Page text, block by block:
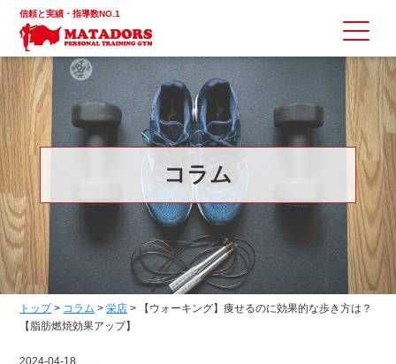
信頼と実績・指導数NO.1
コラム
トップ> コラム >栄店 >
【ウォーキング】痩せるのに効果的な歩き方は？
【脂肪燃焼効果アップ】
2024-04-18